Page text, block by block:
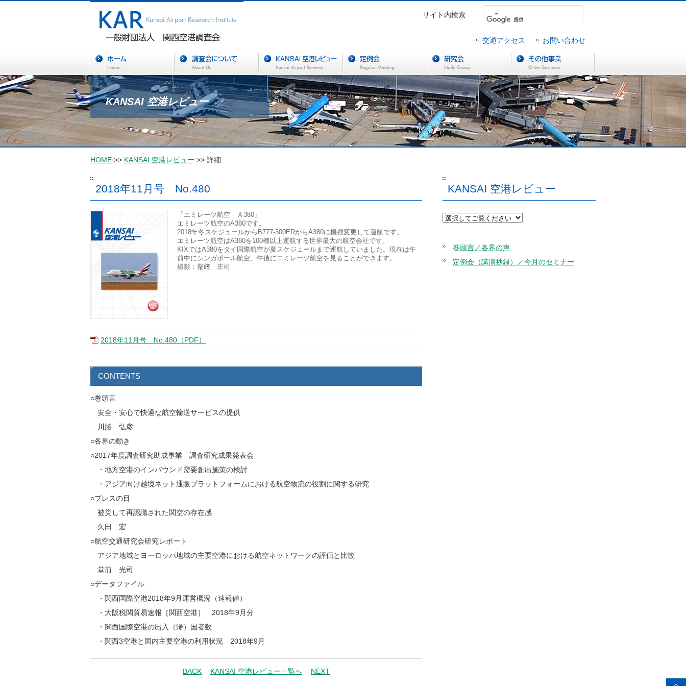
サイト内検索
交通アクセス お問い合わせ
KANSAI 空港レビュー
HOME >> KANSAI 空港レビュー >> 詳細
2018年11月号 No.480
「エミレーツ航空 Ａ380」
エミレーツ航空のA380です。
2018年冬スケジュールからB777-300ERからA380に機種変更して運航です。
エミレーツ航空はA380を100機以上運航する世界最大の航空会社です。
KIXではA380をタイ国際航空が夏スケジュールまで運航していました。現在は午
前中にシンガポール航空、午後にエミレーツ航空を見ることができます。
撮影：柴﨑 庄司
2018年11月号 No.480（PDF）
CONTENTS
○巻頭言
安全・安心で快適な航空輸送サービスの提供
川勝 弘彦
○各界の動き
○2017年度調査研究助成事業 調査研究成果発表会
・地方空港のインバウンド需要創出施策の検討
・アジア向け越境ネット通販プラットフォームにおける航空物流の役割に関する研究
○プレスの目
被災して再認識された関空の存在感
久田 宏
○航空交通研究会研究レポート
アジア地域とヨーロッパ地域の主要空港における航空ネットワークの評価と比較
堂前 光司
○データファイル
・関西国際空港2018年9月運営概況（速報値）
・大阪税関貿易速報［関西空港］ 2018年9月分
・関西国際空港の出入（帰）国者数
・関西3空港と国内主要空港の利用状況 2018年9月
BACK KANSAI 空港レビュー一覧へ NEXT
KANSAI 空港レビュー
巻頭言／各界の声
定例会（講演抄録）／今月のセミナー